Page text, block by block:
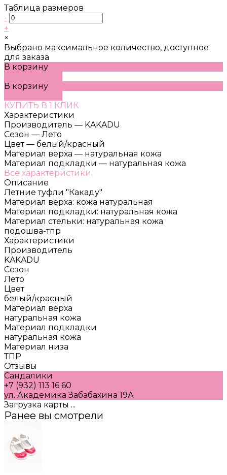
Таблица размеров
-
+
×
Выбрано максимальное количество, доступное
для заказа
В корзину
В корзину
КУПИТЬ В 1 КЛИК
Характеристики
Производитель — KAKADU
Сезон — Лето
Цвет — белый/красный
Материал верха — натуральная кожа
Материал подкладки — натуральная кожа
Все характеристики
Описание
Летние туфли "Какаду"
Материал верха: кожа натуральная
Материал подкладки: натуральная кожа
Материал стельки: натуральная кожа
подошва-тпр
Характеристики
Производитель
KAKADU
Сезон
Лето
Цвет
белый/красный
Материал верха
натуральная кожа
Материал подкладки
натуральная кожа
Материал низа
ТПР
Отзывы
Сандалики
+7 (932) 113 16 60
ул. Академика Забабахина 19А
Загрузка карты ...
Ранее вы смотрели